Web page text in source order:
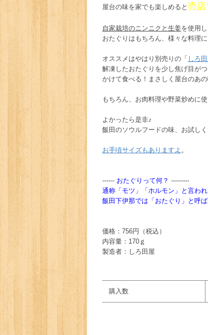
屋台の味を家でも楽しめると 売店
自家栽培のニンニクと生姜を使用
おたぐりはもちろん、様々な料理に
オススメはやはり別売りの「 しろ
解凍したおたぐりを少し焦げ目が
かけて食べる！まさしく屋台のあの
もちろん、お肉料理や野菜炒めに
よかったら是非♪
飯田のソウルフードの味、お試しく
お手頃サイズもありますよ 。
------ おたぐりって何？ ---------
通称「モツ」「ホルモン」と言わ
飯田下伊那では「おたぐり」と呼
価格：756円（税込）
内容量：170ｇ
製造者：しろ田屋
購入数